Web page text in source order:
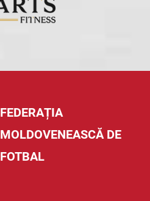
FEDERAȚIA
MOLDOVENEASCĂ DE
FOTBAL